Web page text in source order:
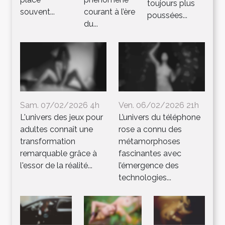
souvent...
courant à l’ère
du...
toujours plus
poussées...
Sam. 07/02/2026 4h
L'univers des jeux pour
adultes connaît une
transformation
remarquable grâce à
l'essor de la réalité...
Ven. 06/02/2026 21h
L’univers du téléphone
rose a connu des
métamorphoses
fascinantes avec
l’émergence des
technologies...